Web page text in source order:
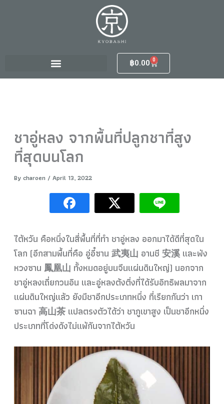
฿0.00 0
Cart
ชาอู่หลง จากพื้นที่ปลูกชาที่สูง
ที่สุดบนโลก
Bycharoen / April 13, 2022
ไต้หวัน คือหนึ่งในสี่พื้นที่ที่ทำ ชาอู่หลง ออกมาได้ดีที่สุดใน
โลก (อีกสามพื้นที่คือ อู่อี๋ซาน 武夷山 อานชี 安溪 และฟ่ง
หวงซาน 鳳凰山 ทั้งหมดอยู่บนจีนแผ่นดินใหญ่) นอกจาก
ชาอู่หลงเถี่ยกวนอิน และอู่หลงต้งติ่งที่ได้รับอิทธิพลมาจาก
แผ่นดินใหญ่แล้ว ยังมีชาอีกประเภทหนึ่ง ที่เรียกกันว่า เกา
ซานฉา 高山茶 แปลตรงตัวได้ว่า ชาภูเขาสูง เป็นชาอีกหนึ่ง
ประเภทที่โด่งดังไม่แพ้กันจากไต้หวัน